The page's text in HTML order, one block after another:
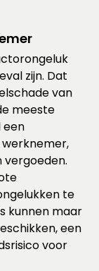
zijn. Dat
van
meeste
een
vergoeden.
te
kunnen maar
een
voor